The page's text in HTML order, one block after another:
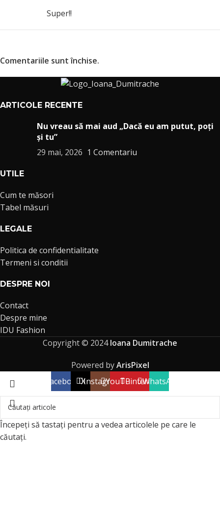
Super!!
Comentariile sunt închise.
ARTICOLE RECENTE
Nu vreau să mai aud „Dacă eu am putut, poți
și tu”
29 mai, 2026 1 Comentariu
UTILE
Cum te măsori
Tabel măsuri
LEGALE
Politica de confidentialitate
Termeni si conditii
DESPRE NOI
Contact
Despre mine
IDU Fashion
Copyright © 2024Ioana Dumitrache
Powered byArisPixel
Începeți să tastați pentru a vedea articolele pe care le
căutați.
FacebookXInstagramYouTubePinterestWhatsApp